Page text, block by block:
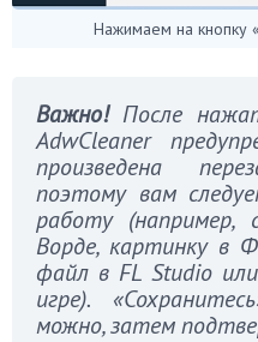
Нажимаем на кнопку
Важно!После
AdwCleaner
произведена
поэтому вам
работу (например,
Ворде, картинку в
файл в FL Studio
игре).
можно, затем